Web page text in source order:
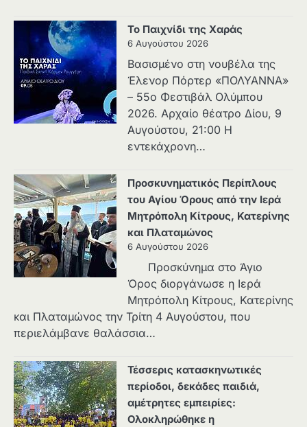
Το Παιχνίδι της Χαράς
6 Αυγούστου 2026
Βασισμένο στη νουβέλα της
Έλενορ Πόρτερ «ΠΟΛΥΑΝΝΑ»
– 55ο Φεστιβάλ Ολύμπου
2026. Αρχαίο θέατρο Δίου, 9
Αυγούστου, 21:00 Η
εντεκάχρονη…
Προσκυνηματικός Περίπλους
του Αγίου Όρους από την Ιερά
Μητρόπολη Κίτρους, Κατερίνης
και Πλαταμώνος
6 Αυγούστου 2026
Προσκύνημα στο Άγιο
Όρος διοργάνωσε η Ιερά
Μητρόπολη Κίτρους, Κατερίνης
και Πλαταμώνος την Τρίτη 4 Αυγούστου, που
περιελάμβανε θαλάσσια…
Τέσσερις κατασκηνωτικές
περίοδοι, δεκάδες παιδιά,
αμέτρητες εμπειρίες:
Ολοκληρώθηκε η